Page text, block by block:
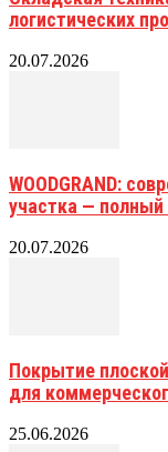
логистических
20.07.2026
WOODGRAND:
участка — полный
20.07.2026
Покрытие
для
25.06.2026